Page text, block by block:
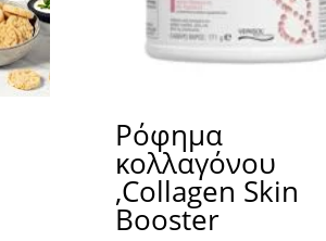
Ρόφημα
κολλαγόνου
,Collagen Skin
Booster